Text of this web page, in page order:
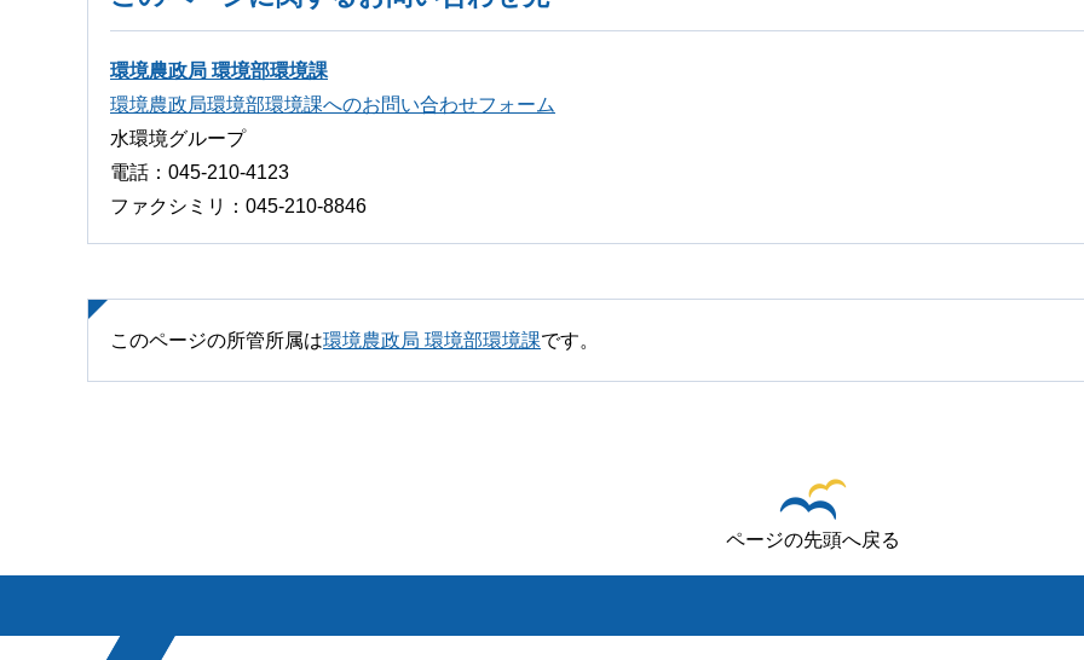
環境農政局 環境部環境課
環境農政局環境部環境課へのお問い合わせフォーム
水環境グループ
電話：045-210-4123
ファクシミリ：045-210-8846
このページの所管所属は環境農政局 環境部環境課です。
ページの先頭へ戻る